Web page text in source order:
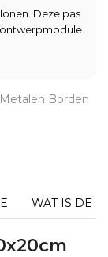
Deze pas
Metalen Borden
WAT IS DE